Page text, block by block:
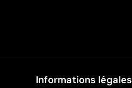
Informations légales